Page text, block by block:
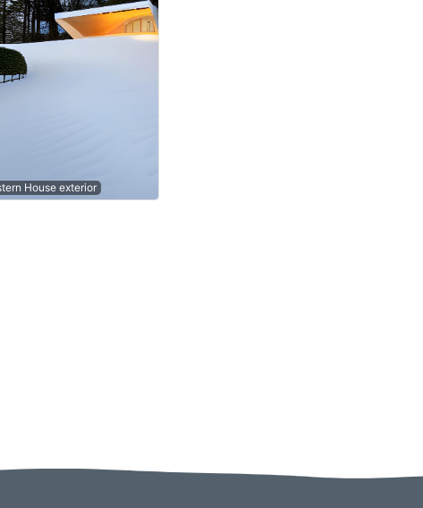
House exterior